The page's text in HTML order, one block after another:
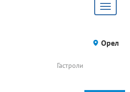
Toggle
Орел
Гастроли